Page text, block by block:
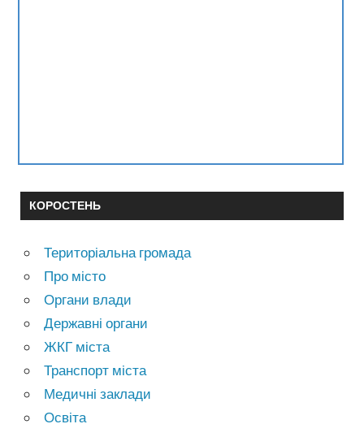
КОРОСТЕНЬ
Територіальна громада
Про місто
Органи влади
Державні органи
ЖКГ міста
Транспорт міста
Медичні заклади
Освіта